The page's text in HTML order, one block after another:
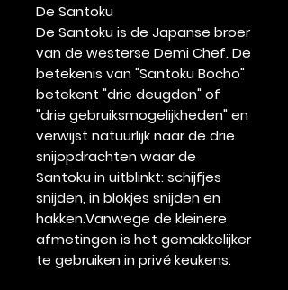
De Santoku
De Santoku is de Japanse broer
van de westerse Demi Chef. De
betekenis van "Santoku Bocho"
betekent "drie deugden" of
"drie gebruiksmogelijkheden" en
verwijst natuurlijk naar de drie
snijopdrachten waar de
Santoku in uitblinkt: schijfjes
snijden, in blokjes snijden en
hakken.Vanwege de kleinere
afmetingen is het gemakkelijker
te gebruiken in privé keukens.